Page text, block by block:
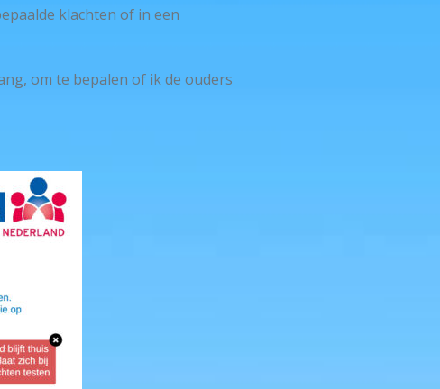
klachten of in een
om te bepalen of ik de ouders